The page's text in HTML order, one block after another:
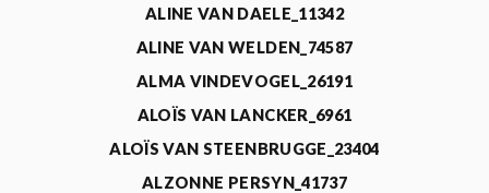
ALINE VAN DAELE_11342
ALINE VAN WELDEN_74587
ALMA VINDEVOGEL_26191
ALOÏS VAN LANCKER_6961
ALOÏS VAN STEENBRUGGE_23404
ALZONNE PERSYN_41737